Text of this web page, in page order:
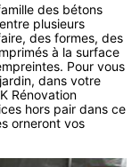
des bétons
plusieurs
des formes, des
à la surface
Pour vous
dans votre
Rénovation
hors pair dans ce
orneront vos